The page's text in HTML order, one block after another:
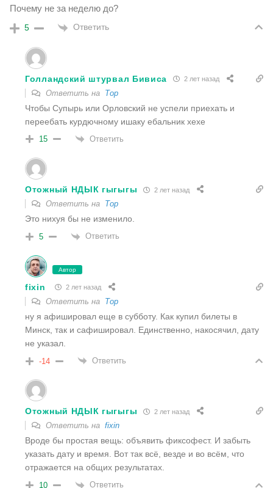
Почему не за неделю до?
5 Ответить
Голландский штурвал Бивиса 2 лет назад
Ответить на Тор
Чтобы Супырь или Орловский не успели приехать и
переебать курдючному ишаку ебальник хехе
15 Ответить
Отожный НДЫК гыгыгы 2 лет назад
Ответить на Тор
Это нихуя бы не изменило.
5 Ответить
Автор
fixin 2 лет назад
Ответить на Тор
ну я афишировал еще в субботу. Как купил билеты в
Минск, так и сафишировал. Единственно, накосячил, дату
не указал.
-14 Ответить
Отожный НДЫК гыгыгы 2 лет назад
Ответить на fixin
Вроде бы простая вещь: объявить фиксофест. И забыть
указать дату и время. Вот так всё, везде и во всём, что
отражается на общих результатах.
10 Ответить